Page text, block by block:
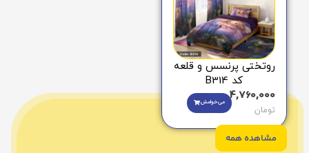
روتختی پرنسس و قلعه
کد B314
4,760,000
تومان
می‌خوامش
مشاهده همه